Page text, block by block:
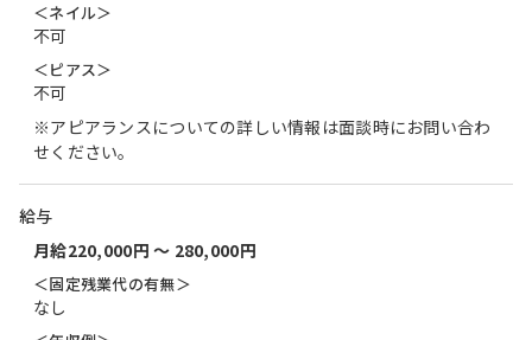
＜ネイル＞
不可
＜ピアス＞
不可
※アピアランスについての詳しい情報は面談時にお問い合わ
せください。
給与
月給220,000円 〜 280,000円
＜固定残業代の有無＞
なし